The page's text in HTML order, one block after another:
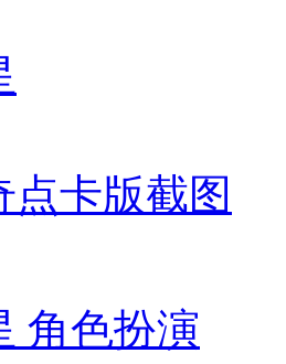
点卡版截图
角色扮演